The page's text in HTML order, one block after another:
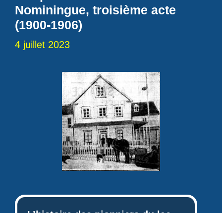
Nominingue, troisième acte
(1900-1906)
4 juillet 2023